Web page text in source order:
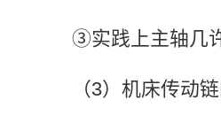
③实践上主轴几
（3）机床传动